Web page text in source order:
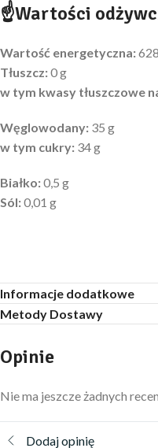
☝Wartości
Wartość energetyczna:
Tłuszcz:0 g
w tym kwasy tłuszczowe
Węglowodany: 35 g
w tym cukry: 34 g
Białko:0,5 g
Sól:0,01 g
Informacje dodatkowe
Metody Dostawy
Opinie
Nie ma jeszcze żadnych
Dodaj opinię